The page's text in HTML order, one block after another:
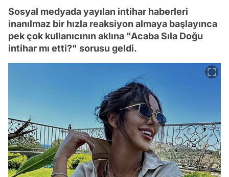
Sosyal medyada yayılan intihar haberleri
inanılmaz bir hızla reaksiyon almaya başlayınca
pek çok kullanıcının aklına "Acaba Sıla Doğu
intihar mı etti?" sorusu geldi.